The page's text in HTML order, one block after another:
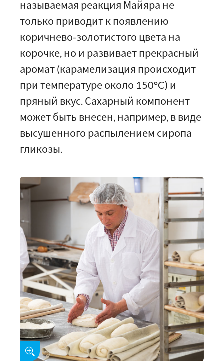
называемая реакция Майяра не
только приводит к появлению
коричнево-золотистого цвета на
корочке, но и развивает прекрасный
аромат (карамелизация происходит
при температуре около 150°C) и
пряный вкус. Сахарный компонент
может быть внесен, например, в виде
высушенного распылением сиропа
гликозы.